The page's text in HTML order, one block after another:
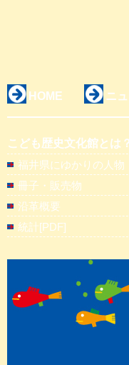
HOME ニ
こども歴史文化館とは？
福井県にゆかりの人物
冊子・販売物
沿革概要
統計[PDF]